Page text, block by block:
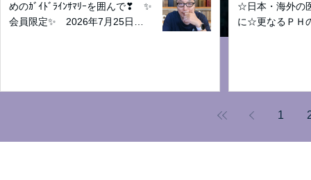
めのｶﾞｲﾄﾞﾗｲﾝｻﾏﾘｰを囲んで❣ ✨
会員限定✨ 2026年7月25日
☆日本・海外の
に☆更なるＰＨ
1